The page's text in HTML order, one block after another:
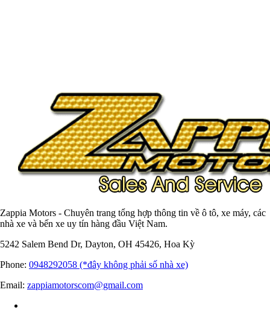
Zappia Motors - Chuyên trang tổng hợp thông tin về ô tô, xe máy, các
nhà xe và bến xe uy tín hàng đầu Việt Nam.
5242 Salem Bend Dr, Dayton, OH 45426, Hoa Kỳ
Phone: 0948292058 (*đây không phải số nhà xe)
Email: zappiamotorscom@gmail.com